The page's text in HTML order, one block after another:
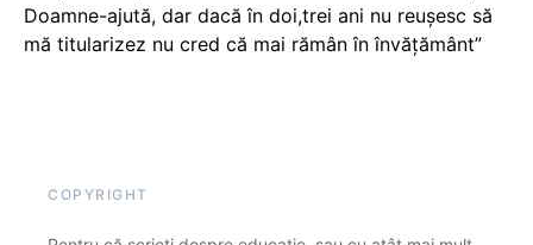
Doamne-ajută, dar dacă în doi,trei ani nu reușesc să
mă titularizez nu cred că mai rămân în învățământ”
COPYRIGHT